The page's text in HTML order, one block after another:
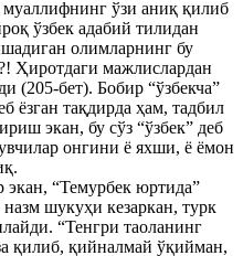
ўзи аниқ қилиб
ўзбек адабий тилидан
олимларнинг бу
мажлислардан
(205-бет). Бобир “ўзбекча”
ёзган тақдирда ҳам, тадбил
экан, бу сўз “ўзбек” деб
онгини ё яхши, ё ёмон
экан, “Темурбек юртида”
шукуҳи кезаркан, турк
“Тенгри таоланинг
қилиб, қийналмай ўқийман,